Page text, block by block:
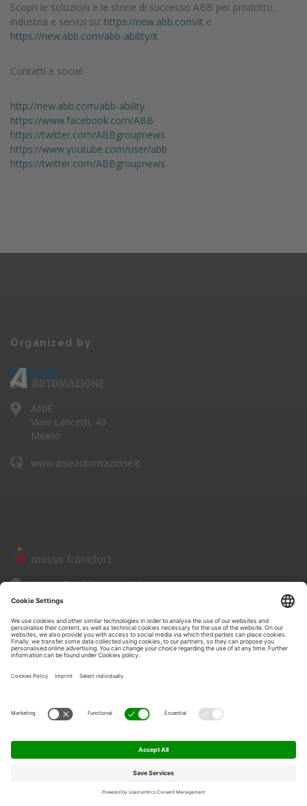
Scopri le soluzioni e le storie di successo ABB per prodotto,
industria e servizi su: https://new.abb.com/it e
https://new.abb.com/abb-ability/it
Contatti e social:
http://new.abb.com/abb-ability
https://www.facebook.com/ABB
https://twitter.com/ABBgroupnews
https://www.youtube.com/user/abb
https://twitter.com/ABBgroupnews
Organized by
ANIE
Viale Lancetti, 43
Milano
www.anieautomazione.it
Messe Frankfurt Italia Srl
Corso Sempione, 68
www.messefrankfurt.it
• Privacy